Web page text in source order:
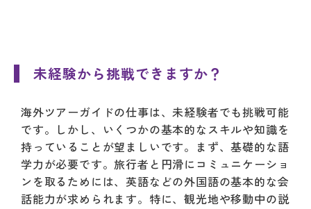
未経験から挑戦できますか？
海外ツアーガイドの仕事は、未経験者でも挑戦可能
です。しかし、いくつかの基本的なスキルや知識を
持っていることが望ましいです。まず、基礎的な語
学力が必要です。旅行者と円滑にコミュニケーショ
ンを取るためには、英語などの外国語の基本的な会
話能力が求められます。特に、観光地や移動中の説